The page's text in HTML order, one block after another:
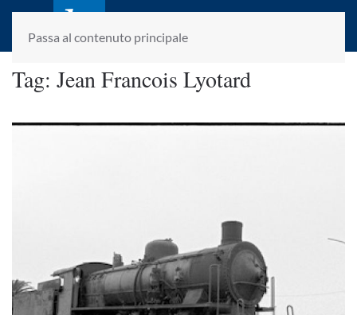
Passa al contenuto principale
laletteraturaenoi.it
fondato da Romano Luperini
Tag: Jean Francois Lyotard